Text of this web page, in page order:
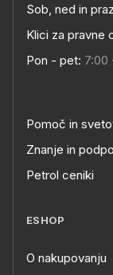
Sob, ned in
Klici za pravne
Pon - pet: 7:00
Pomoč in
Znanje in
Petrol ceniki
ESHOP
O nakupovanju